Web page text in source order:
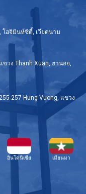
โฮจิมินห์ซิตี้, เวียดนาม
ขวง Thanh Xuan, ฮานอย,
257 Hung Vuong, แขวง
อินโดนีเซีย เมียนมา